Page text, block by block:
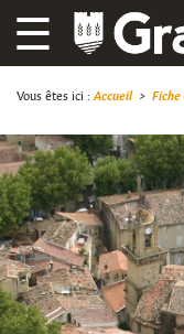
☰
Vous êtes ici : Accueil>